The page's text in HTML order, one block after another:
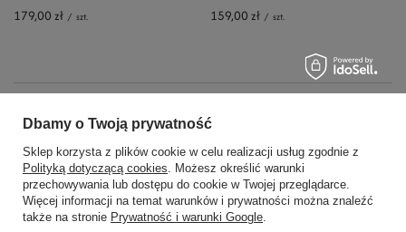
179,00 zł / szt. 159,00 zł / szt.
Zamówienia
Status zamówienia
Śledzenie przesyłki
Chcę zareklamować produkt
Dbamy o Twoją prywatność
Sklep korzysta z plików cookie w celu realizacji usług zgodnie z
Polityką dotyczącą cookies. Możesz określić warunki
przechowywania lub dostępu do cookie w Twojej przeglądarce.
Więcej informacji na temat warunków i prywatności można znaleźć
także na stronie Prywatność i warunki Google.